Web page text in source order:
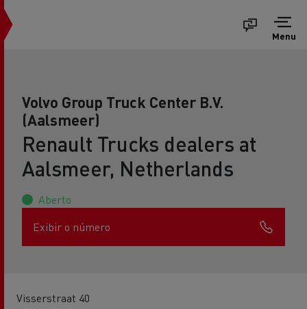
Menu
Volvo Group Truck Center B.V.
(Aalsmeer)
Renault Trucks dealers at
Aalsmeer, Netherlands
Aberto
Exibir o número
Visserstraat 40